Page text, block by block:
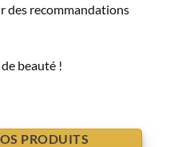
des recommandations
beauté !
PRODUITS